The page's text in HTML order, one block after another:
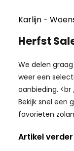
Karlijn -
Herfst
We delen
weer een
aanbieding. <br
Bekijk snel een
favorieten
Artikel